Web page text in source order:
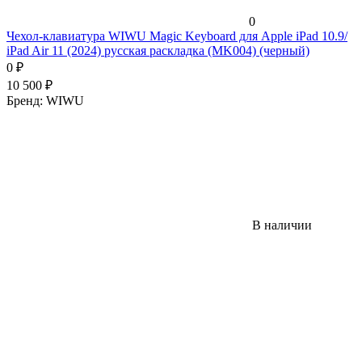
0
Чехол-клавиатура WIWU Magic Keyboard для Apple iPad 10.9/
iPad Air 11 (2024) русская раскладка (MK004) (черный)
0 ₽
10 500 ₽
Бренд: WIWU
В наличии